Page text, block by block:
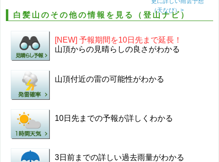
（天なび）>
白髪山のその他の情報を見る（登山ナビ）
[NEW] 予報期間を10日先まで延長！
山頂からの見晴らしの良さがわかる
山頂付近の雷の可能性がわかる
10日先までの予報が詳しくわかる
3日前までの詳しい過去雨量がわかる